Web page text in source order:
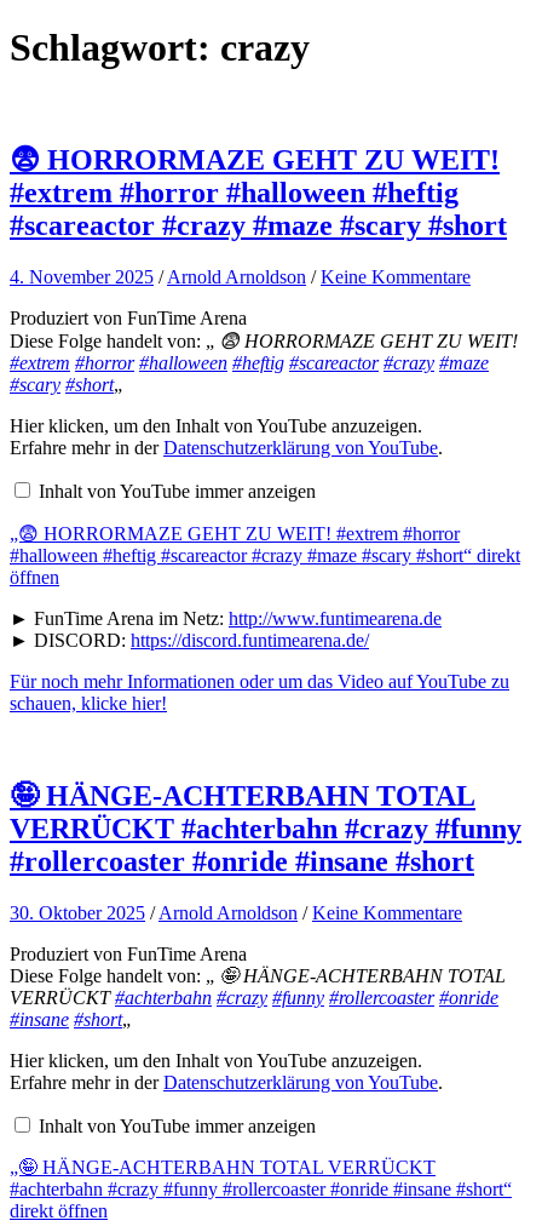
Schlagwort: crazy
😨 HORRORMAZE GEHT ZU WEIT!
#extrem #horror #halloween #heftig
#scareactor #crazy #maze #scary #short
4. November 2025 /Arnold Arnoldson /Keine Kommentare
Produziert von FunTime Arena
Diese Folge handelt von: „ 😨 HORRORMAZE GEHT ZU WEIT!
#extrem #horror #halloween #heftig #scareactor #crazy #maze
#scary #short„
„😨
HORRORMAZE
GEHT
WEIT!
#horror
#halloween
#heftig
#scareactor
#maze
#scary
von
YouTube
anzeigen
Hier klicken, um den Inhalt von YouTube anzuzeigen.
Erfahre mehr in derDatenschutzerklärung von YouTube.
Inhalt von YouTube immer anzeigen
„😨 HORRORMAZE GEHT ZU WEIT! #extrem #horror
#halloween #heftig #scareactor #crazy #maze #scary #short“ direkt
öffnen
► FunTime Arena im Netz: http://www.funtimearena.de
► DISCORD: https://discord.funtimearena.de/
Für noch mehr Informationen oder um das Video auf YouTube zu
schauen, klicke hier!
🤪 HÄNGE-ACHTERBAHN TOTAL
VERRÜCKT #achterbahn #crazy #funny
#rollercoaster #onride #insane #short
30. Oktober 2025 /Arnold Arnoldson /Keine Kommentare
Produziert von FunTime Arena
Diese Folge handelt von: „ 🤪 HÄNGE-ACHTERBAHN TOTAL
VERRÜCKT#achterbahn #crazy #funny #rollercoaster #onride
#insane #short„
„🤪
HÄNGE-
ACHTERBAHN
VERRÜCKT
#crazy
#funny
#rollercoaster
#onride
Hier klicken, um den Inhalt von YouTube anzuzeigen.
Erfahre mehr in derDatenschutzerklärung von YouTube.
Inhalt von YouTube immer anzeigen
„🤪 HÄNGE-ACHTERBAHN TOTAL VERRÜCKT
#achterbahn #crazy #funny #rollercoaster #onride #insane #short“
direkt öffnen